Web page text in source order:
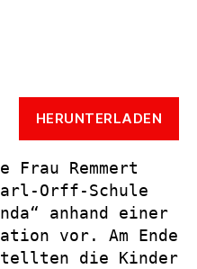
HERUNTERLADEN
Remmert
Orff-Schule
anhand einer
vor. Am Ende
die Kinder